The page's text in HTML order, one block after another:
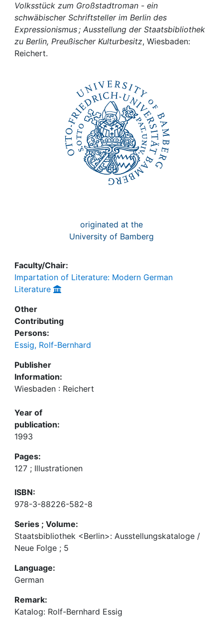
Volksstück zum Großstadtroman - ein
schwäbischer Schriftsteller im Berlin des
Expressionismus ; Ausstellung der Staatsbibliothek
zu Berlin, Preußischer Kulturbesitz, Wiesbaden:
Reichert.
originated at the
University of Bamberg
Faculty/Chair:
Impartation of Literature: Modern German
Literature
Other
Contributing
Persons:
Essig, Rolf-Bernhard
Publisher
Information:
Wiesbaden : Reichert
Year of
publication:
1993
Pages:
127 ; Illustrationen
ISBN:
978-3-88226-582-8
Series ; Volume:
Staatsbibliothek <Berlin>: Ausstellungskataloge /
Neue Folge ; 5
Language:
German
Remark:
Katalog: Rolf-Bernhard Essig